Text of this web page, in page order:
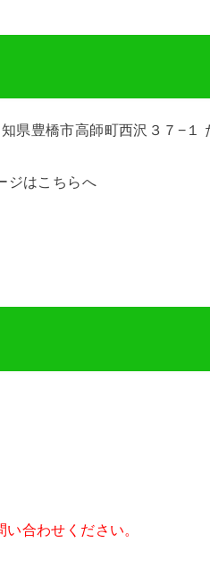
県豊橋市高師町西沢３７−１
ジはこちらへ
合わせください。